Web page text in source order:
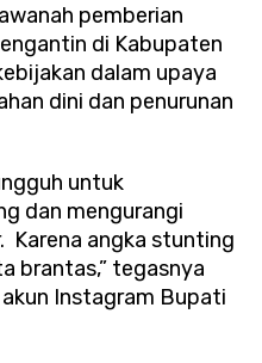
pemberian
di Kabupaten
dalam upaya
dini dan penurunan
untuk
dan mengurangi
Karena angka stunting
brantas,” tegasnya
Instagram Bupati